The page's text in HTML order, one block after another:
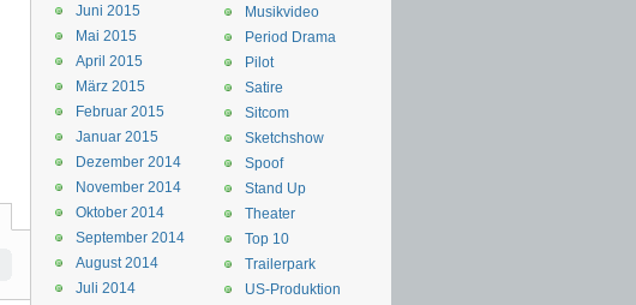
Musikvideo
Period Drama
Pilot
Satire
Sitcom
Sketchshow
Spoof
Stand Up
Theater
Top 10
Trailerpark
US-Produktion
Juni 2015
Mai 2015
April 2015
März 2015
Februar 2015
Januar 2015
Dezember 2014
November 2014
Oktober 2014
September 2014
August 2014
Juli 2014